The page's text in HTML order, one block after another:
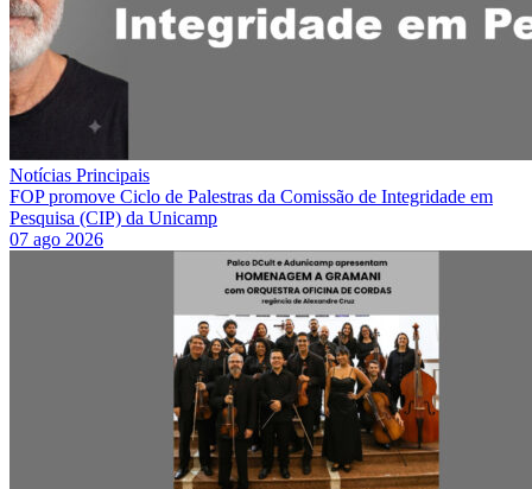
Notícias Principais
FOP promove Ciclo de Palestras da Comissão de Integridade em
Pesquisa (CIP) da Unicamp
07 ago 2026